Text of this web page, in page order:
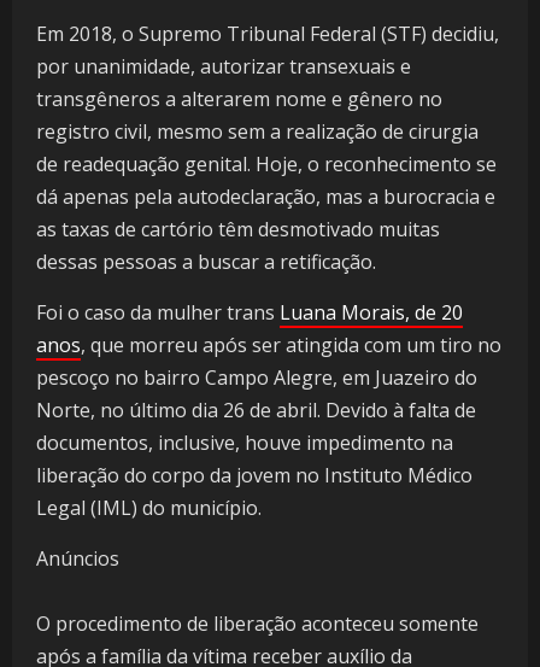
Em 2018, o Supremo Tribunal Federal (STF) decidiu,
por unanimidade, autorizar transexuais e
transgêneros a alterarem nome e gênero no
registro civil, mesmo sem a realização de cirurgia
de readequação genital. Hoje, o reconhecimento se
dá apenas pela autodeclaração, mas a burocracia e
as taxas de cartório têm desmotivado muitas
dessas pessoas a buscar a retificação.
Foi o caso da mulher trans Luana Morais, de 20
anos, que morreu após ser atingida com um tiro no
pescoço no bairro Campo Alegre, em Juazeiro do
Norte, no último dia 26 de abril. Devido à falta de
documentos, inclusive, houve impedimento na
liberação do corpo da jovem no Instituto Médico
Legal (IML) do município.
Anúncios
O procedimento de liberação aconteceu somente
após a família da vítima receber auxílio da